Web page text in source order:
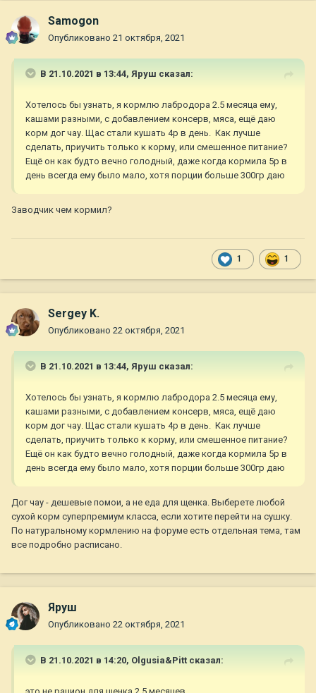
Samogon
Опубликовано 21 октября, 2021
В 21.10.2021 в 13:44, Яруш сказал:
Хотелось бы узнать, я кормлю лабродора 2.5 месяца ему,
кашами разными, с добавлением консерв, мяса, ещё даю
корм дог чау. Щас стали кушать 4р в день. Как лучше
сделать, приучить только к корму, или смешенное питание?
Ещё он как будто вечно голодный, даже когда кормила 5р в
день всегда ему было мало, хотя порции больше 300гр даю
Заводчик чем кормил?
1 1
Sergey K.
Опубликовано 22 октября, 2021
В 21.10.2021 в 13:44, Яруш сказал:
Хотелось бы узнать, я кормлю лабродора 2.5 месяца ему,
кашами разными, с добавлением консерв, мяса, ещё даю
корм дог чау. Щас стали кушать 4р в день. Как лучше
сделать, приучить только к корму, или смешенное питание?
Ещё он как будто вечно голодный, даже когда кормила 5р в
день всегда ему было мало, хотя порции больше 300гр даю
Дог чау - дешевые помои, а не еда для щенка. Выберете любой
сухой корм суперпремиум класса, если хотите перейти на сушку.
По натуральному кормлению на форуме есть отдельная тема, там
все подробно расписано.
Яруш
Опубликовано 22 октября, 2021
В 21.10.2021 в 14:20, Olgusia&Pitt сказал: